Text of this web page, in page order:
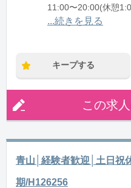
11:00〜20:00(休憩
...続きを見る
キープする
この求
青山│経験者歓迎│土日祝
期/H126256